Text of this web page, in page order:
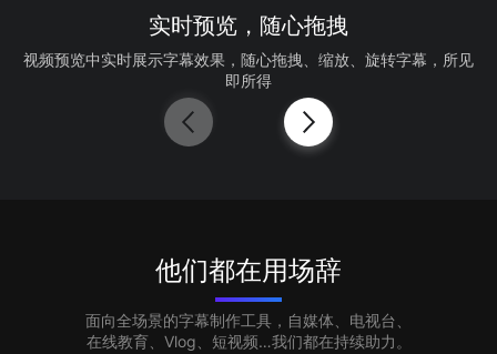
实时预览，随心拖拽
视频预览中实时展示字幕效果，随心拖拽、缩放、旋转字幕，所见
即所得
他们都在用场辞
面向全场景的字幕制作工具，自媒体、电视台、
在线教育、Vlog、短视频…我们都在持续助力。